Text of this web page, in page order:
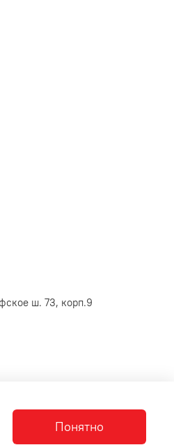
ш. 73, корп.9
Понятно